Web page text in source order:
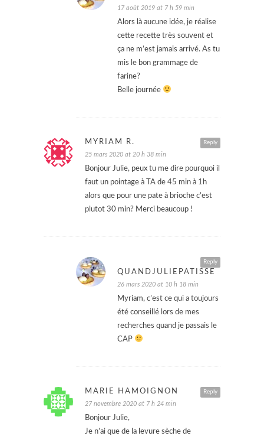
17 août 2019 at 7 h 59 min
Alors là aucune idée, je réalise
cette recette très souvent et
ça ne m’est jamais arrivé. As tu
mis le bon grammage de
farine?
Belle journée
Reply
MYRIAM R.
25 mars 2020 at 20 h 38 min
Bonjour Julie, peux tu me dire pourquoi il
faut un pointage à TA de 45 min à 1h
alors que pour une pate à brioche c’est
plutot 30 min? Merci beaucoup !
Reply
QUANDJULIEPATISSE
26 mars 2020 at 10 h 18 min
Myriam, c’est ce qui a toujours
été conseillé lors de mes
recherches quand je passais le
CAP
Reply
MARIE HAMOIGNON
27 novembre 2020 at 7 h 24 min
Bonjour Julie,
Je n’ai que de la levure sèche de